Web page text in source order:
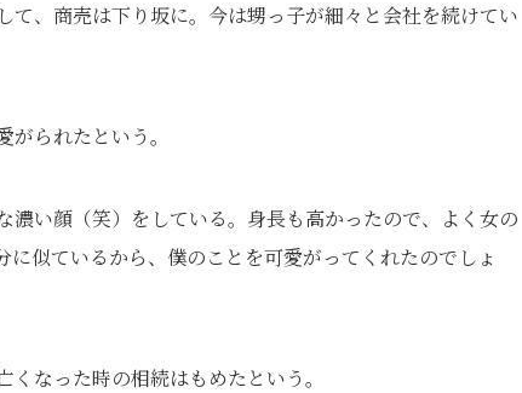
、商売は下り坂に。今は甥っ子が細々と会社を続けてい
られたという。
濃い顔（笑）をしている。身長も高かったので、よく女の
似ているから、僕のことを可愛がってくれたのでしょ
なった時の相続はもめたという。